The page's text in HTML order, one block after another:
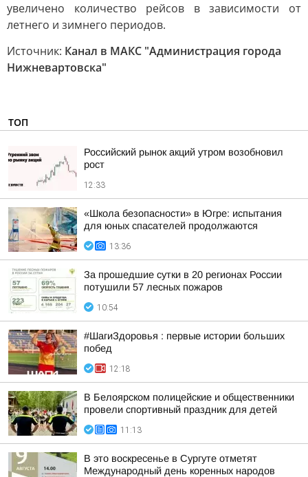
увеличено количество рейсов в зависимости от
летнего и зимнего периодов.
Источник: Канал в МАКС "Администрация города
Нижневартовска"
ТОП
Российский рынок акций утром возобновил
рост
12:33
«Школа безопасности» в Югре: испытания
для юных спасателей продолжаются
13:36
За прошедшие сутки в 20 регионах России
потушили 57 лесных пожаров
10:54
#ШагиЗдоровья : первые истории больших
побед
12:18
В Белоярском полицейские и общественники
провели спортивный праздник для детей
11:13
В это воскресенье в Сургуте отметят
Международный день коренных народов